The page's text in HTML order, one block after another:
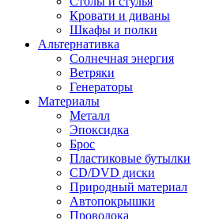
Кровати и диваны
Шкафы и полки
Альтернативка
Солнечная энергия
Ветряки
Генераторы
Материалы
Металл
Эпоксидка
Брос
Пластиковые бутылки
CD/DVD диски
Природный материал
Автопокрышки
Проволока